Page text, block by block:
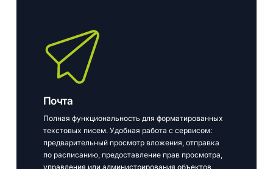
Почта
Полная функциональность для форматированных
текстовых писем. Удобная работа с сервисом:
предварительный просмотр вложения, отправка
по расписанию, предоставление прав просмотра,
управления или администрирования объектов,